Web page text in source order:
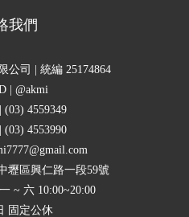
我們
公司 | 統編 25174864
| @akmi
4559349
4553990
壢區興仁路一段59號
~ 六 10:00~20:00
固定公休